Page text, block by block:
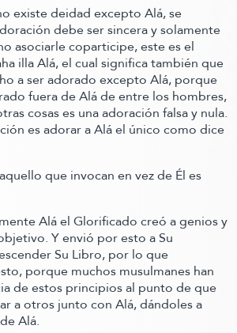
existe deidad excepto Alá, se
debe ser sincera y solamente
asociarle coparticipe, este es el
illa Alá, el cual significa también que
a ser adorado excepto Alá, porque
fuera de Alá de entre los hombres,
cosas es una adoración falsa y nula.
es adorar a Alá el único como dice
que invocan en vez de Él es
Alá el Glorificado creó a genios y
Y envió por esto a Su
Su Libro, por lo que
porque muchos musulmanes han
de estos principios al punto de que
a otros junto con Alá, dándoles a
Alá.